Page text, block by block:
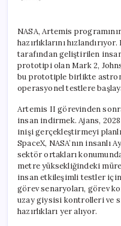
NASA, Artemis
hazırlıklarını
tarafından geliştirilen
prototipi olan Mark 2,
bu prototiple birlikte
operasyonel testlere
Artemis II görevinden
insan indirmek. Ajans,
inişi gerçekleştirmeyi
SpaceX, NASA’nın
sektör ortakları
metre yüksekliğindeki
insan etkileşimli testler için
görev senaryoları, görev
uzay giysisi kontrolleri ve
hazırlıkları yer alıyor.